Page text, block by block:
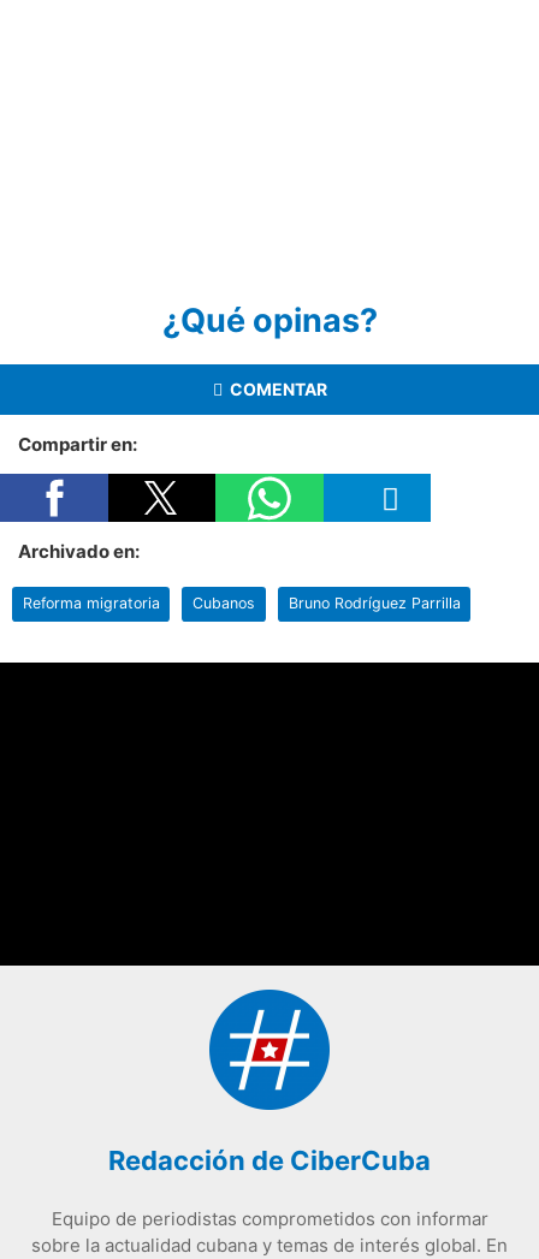
¿Qué opinas?
COMENTAR
Compartir en:
Archivado en:
Reforma migratoria Cubanos Bruno Rodríguez Parrilla
Redacción de CiberCuba
Equipo de periodistas comprometidos con informar
sobre la actualidad cubana y temas de interés global. En